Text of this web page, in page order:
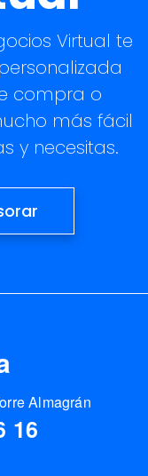
Virtual te
compra o
más fácil
y necesitas.
Almagrán
16